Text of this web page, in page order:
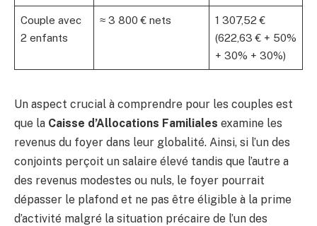
Couple avec
2 enfants
≈ 3 800 € nets
1 307,52 €
(622,63 € + 50%
+ 30% + 30%)
Un aspect crucial à comprendre pour les couples est
que la Caisse d’Allocations Familiales examine les
revenus du foyer dans leur globalité. Ainsi, si l’un des
conjoints perçoit un salaire élevé tandis que l’autre a
des revenus modestes ou nuls, le foyer pourrait
dépasser le plafond et ne pas être éligible à la prime
d’activité malgré la situation précaire de l’un des